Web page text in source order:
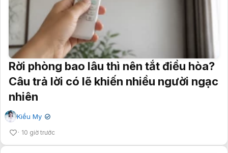
Rời phòng bao lâu thì nên tắt điều hòa?
Câu trả lời có lẽ khiến nhiều người ngạc
nhiên
Kiều My ✔
10 giờ trước